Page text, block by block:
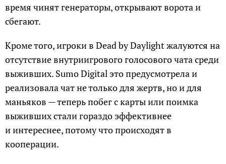
время чинят генераторы, открывают ворота и
сбегают.
Кроме того, игроки в Dead by Daylight жалуются на
отсутствие внутриигрового голосового чата среди
выживших. Sumo Digital это предусмотрела и
реализовала чат не только для жертв, но и для
маньяков — теперь побег с карты или поимка
выживших стали гораздо эффективнее
и интереснее, потому что происходят в
кооперации.